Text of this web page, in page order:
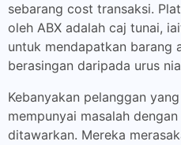
sebarang cost transaksi.
oleh ABX adalah caj tunai,
untuk mendapatkan barang
berasingan daripada urus
Kebanyakan pelanggan
mempunyai masalah
ditawarkan. Mereka